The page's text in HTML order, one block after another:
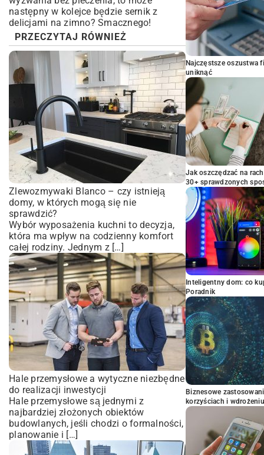
następny w kolejce będzie sernik z
delicjami na zimno? Smacznego!
PRZECZYTAJ RÓWNIEŻ
Zlewozmywaki Blanco – czy istnieją
domy, w których mogą się nie
sprawdzić?
Wybór wyposażenia kuchni to decyzja,
która ma wpływ na codzienny komfort
całej rodziny. Jednym z […]
Hale przemysłowe a wytyczne niezbędne
do realizacji inwestycji
Hale przemysłowe są jednymi z
najbardziej złożonych obiektów
budowlanych, jeśli chodzi o formalności,
planowanie i […]
Najczęstsze oszustwa
uniknąć
Jak oszczędzać na
30+ sprawdzonych
Inteligentny dom: co
Poradnik
Biznesowe
korzyściach i wdrożeniu